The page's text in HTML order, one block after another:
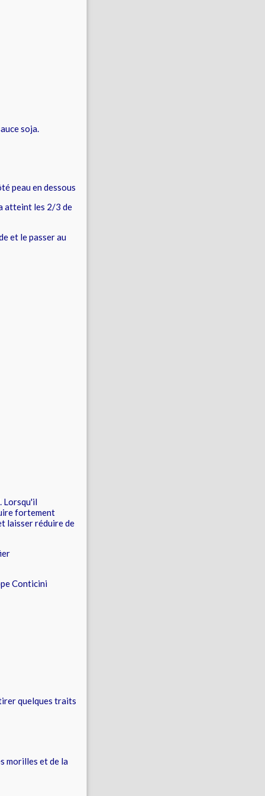
soja.
peau en dessous
atteint les 2/3 de
et le passer au
Lorsqu'il
fortement
laisser réduire de
Conticini
quelques traits
morilles et de la